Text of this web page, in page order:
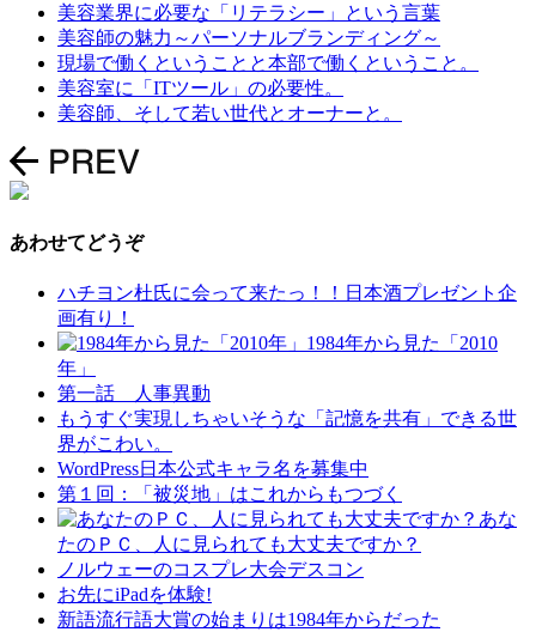
美容業界に必要な「リテラシー」という言葉
美容師の魅力～パーソナルブランディング～
現場で働くということと本部で働くということ。
美容室に「ITツール」の必要性。
美容師、そして若い世代とオーナーと。
あわせてどうぞ
ハチヨン杜氏に会って来たっ！！日本酒プレゼント企
画有り！
1984年から見た「2010
年」
第一話 人事異動
もうすぐ実現しちゃいそうな「記憶を共有」できる世
界がこわい。
WordPress日本公式キャラ名を募集中
第１回：「被災地」はこれからもつづく
あな
たのＰＣ、人に見られても大丈夫ですか？
ノルウェーのコスプレ大会デスコン
お先にiPadを体験!
新語流行語大賞の始まりは1984年からだった